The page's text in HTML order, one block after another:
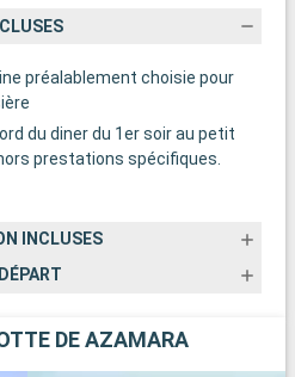
préalablement choisie pour
du diner du 1er soir au petit
prestations spécifiques.
INCLUSES
DE AZAMARA